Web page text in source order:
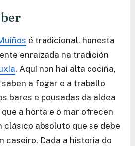
é tradicional, honesta
enraizada na tradición
. Aquí non hai alta cociña,
a fogar e a traballo
bares e pousadas da aldea
a horta e o mar ofrecen
clásico absoluto que se debe
caseiro. Dada a historia do